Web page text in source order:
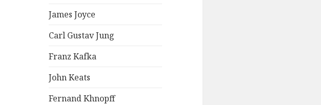
James Joyce
Carl Gustav Jung
Franz Kafka
John Keats
Fernand Khnopff